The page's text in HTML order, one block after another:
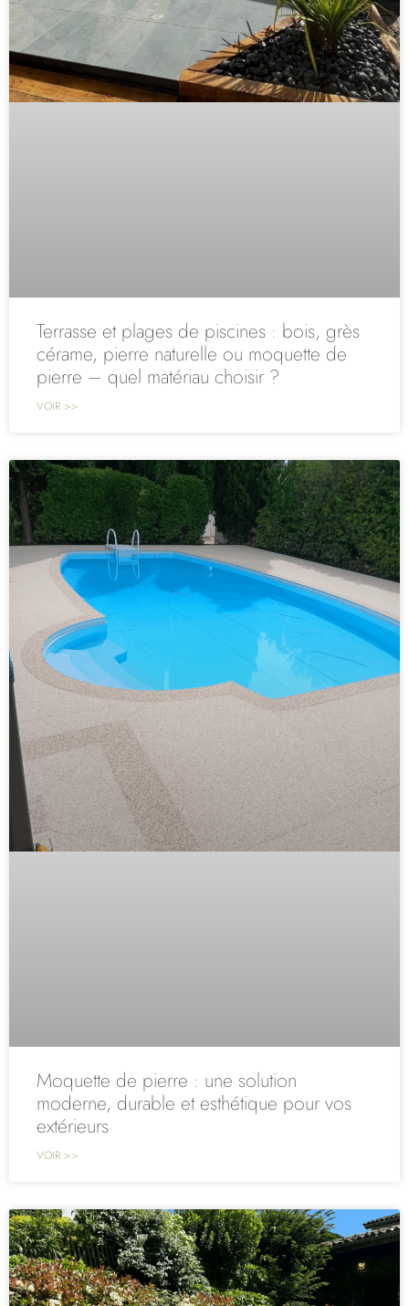
Terrasse et plages de piscines : bois, grès
cérame, pierre naturelle ou moquette de
pierre – quel matériau choisir ?
VOIR >>
Moquette de pierre : une solution
moderne, durable et esthétique pour vos
extérieurs
VOIR >>